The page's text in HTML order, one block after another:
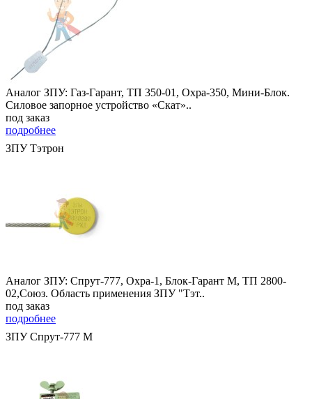
Аналог ЗПУ: Газ-Гарант, ТП 350-01, Охра-350, Мини-Блок.
Силовое запорное устройство «Скат»..
под заказ
подробнее
ЗПУ Тэтрон
Аналог ЗПУ: Спрут-777, Охра-1, Блок-Гарант М, ТП 2800-
02,Союз. Область применения ЗПУ "Тэт..
под заказ
подробнее
ЗПУ Спрут-777 М